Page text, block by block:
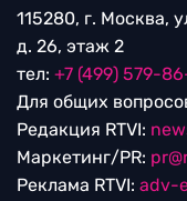
115280, г. Москва,
д. 26, этаж 2
тел: +7 (499) 579-
Для общих
Редакция RTVI:
Маркетинг/PR:
Реклама RTVI: adv-